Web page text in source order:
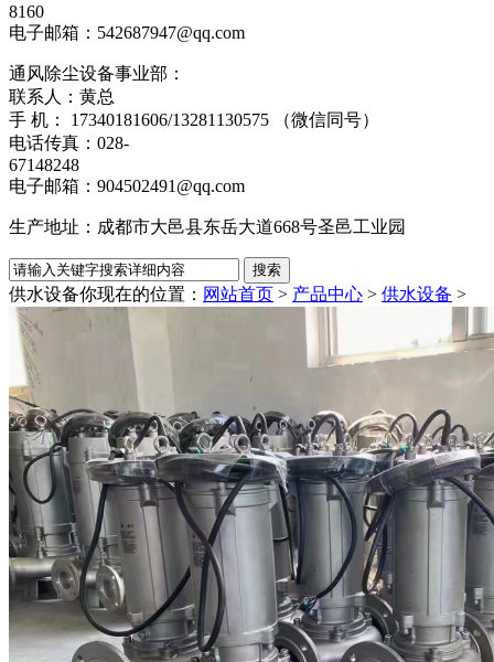
8160
电子邮箱：542687947@qq.com
通风除尘设备事业部：
联系人：黄总
手 机： 17340181606/13281130575 （微信同号）
电话传真：028-
67148248
电子邮箱：904502491@qq.com
生产地址：成都市大邑县东岳大道668号圣邑工业园
供水设备你现在的位置： 网站首页 > 产品中心 > 供水设备 >